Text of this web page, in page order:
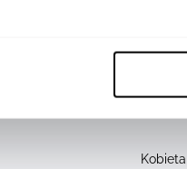
Kobieta